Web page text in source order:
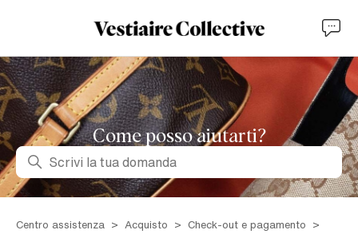
Come posso aiutarti?
Ricerca
Centro assistenza Acquisto
Check-out e pagamento